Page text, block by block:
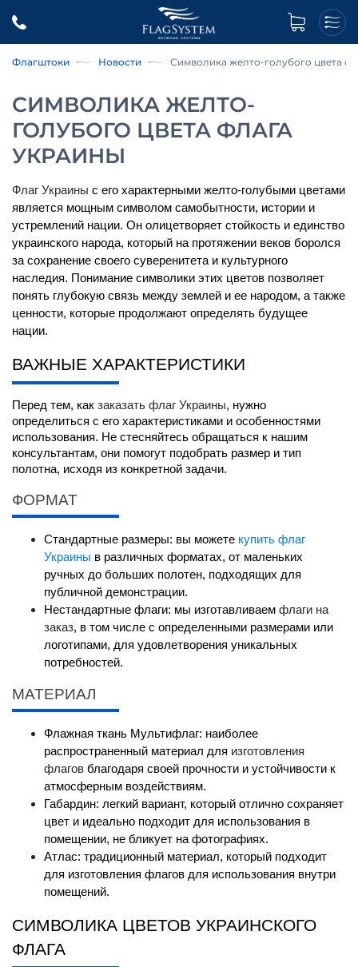
Флагштоки Новости Символика желто-голубого цвета
СИМВОЛИКА ЖЕЛТО-
ГОЛУБОГО ЦВЕТА ФЛАГА
УКРАИНЫ
Флаг Украины с его характерными желто-голубыми цветами
является мощным символом самобытности, истории и
устремлений нации. Он олицетворяет стойкость и единство
украинского народа, который на протяжении веков боролся
за сохранение своего суверенитета и культурного
наследия. Понимание символики этих цветов позволяет
понять глубокую связь между землей и ее народом, а также
ценности, которые продолжают определять будущее
нации.
ВАЖНЫЕ ХАРАКТЕРИСТИКИ
Перед тем, как заказать флаг Украины, нужно
определиться с его характеристиками и особенностями
использования. Не стесняйтесь обращаться к нашим
консультантам, они помогут подобрать размер и тип
полотна, исходя из конкретной задачи.
ФОРМАТ
Стандартные размеры: вы можете купить флаг
Украины в различных форматах, от маленьких
ручных до больших полотен, подходящих для
публичной демонстрации.
Нестандартные флаги: мы изготавливаем флаги на
заказ, в том числе с определенными размерами или
логотипами, для удовлетворения уникальных
потребностей.
МАТЕРИАЛ
Флажная ткань Мультифлаг: наиболее
распространенный материал для изготовления
флагов благодаря своей прочности и устойчивости к
атмосферным воздействиям.
Габардин: легкий вариант, который отлично сохраняет
цвет и идеально подходит для использования в
помещении, не бликует на фотографиях.
Атлас: традиционный материал, который подходит
для изготовления флагов для использования внутри
помещений.
СИМВОЛИКА ЦВЕТОВ УКРАИНСКОГО
ФЛАГА